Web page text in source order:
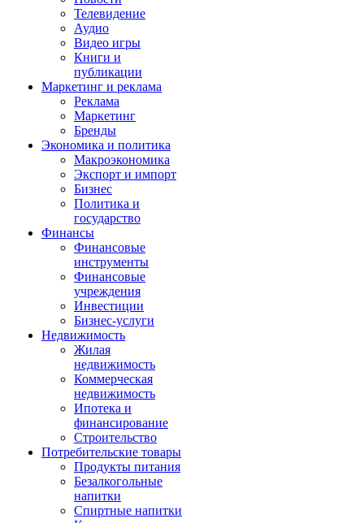
Телевидение
Аудио
Видео игры
Книги и
публикации
Маркетинг и реклама
Реклама
Маркетинг
Бренды
Экономика и политика
Макроэкономика
Экспорт и импорт
Бизнес
Политика и
государство
Финансы
Финансовые
инструменты
Финансовые
учреждения
Инвестиции
Бизнес-услуги
Недвижимость
Жилая
недвижимость
Коммерческая
недвижимость
Ипотека и
финансирование
Строительство
Потребительские товары
Продукты питания
Безалкогольные
напитки
Спиртные напитки